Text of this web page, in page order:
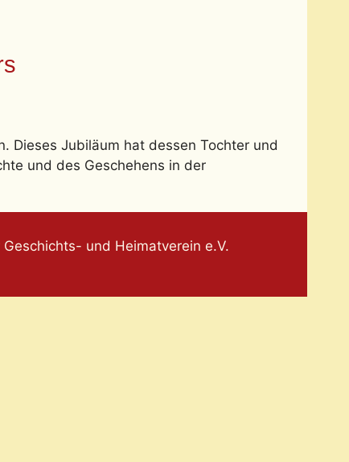
Dieses Jubiläum hat dessen Tochter und
und des Geschehens in der
und Heimatverein e.V.